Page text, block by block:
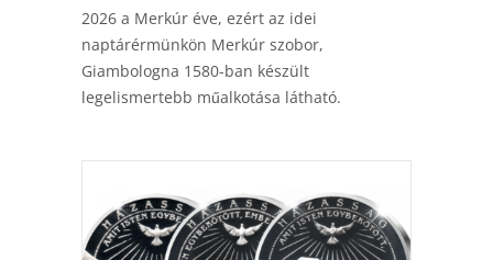
2026 a Merkúr éve, ezért az idei
naptárérmünkön Merkúr szobor,
Giambologna 1580-ban készült
legelismertebb műalkotása látható.